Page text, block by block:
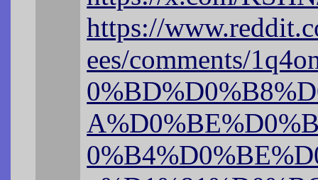
https://
ees/comments/